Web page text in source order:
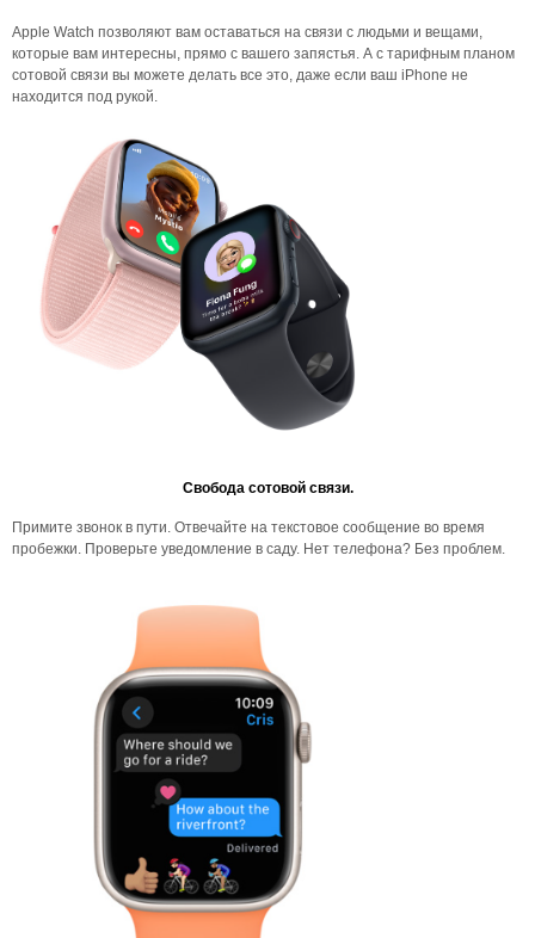
Apple Watch позволяют вам оставаться на связи с людьми и вещами,
которые вам интересны, прямо с вашего запястья. А с тарифным планом
сотовой связи вы можете делать все это, даже если ваш iPhone не
находится под рукой.
Свобода сотовой связи.
Примите звонок в пути. Отвечайте на текстовое сообщение во время
пробежки. Проверьте уведомление в саду. Нет телефона? Без проблем.